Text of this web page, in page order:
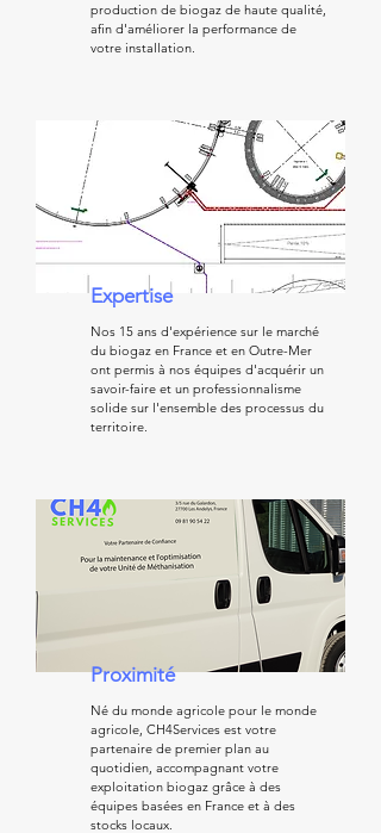
production de biogaz de haute qualité,
afin d'améliorer la performance de
votre installation.
Expertise
Nos 15 ans d'expérience sur le marché
du biogaz en France et en Outre-Mer
ont permis à nos équipes d'acquérir un
savoir-faire et un professionnalisme
solide sur l'ensemble des processus du
territoire.
Proximité
Né du monde agricole pour le monde
agricole, CH4Services est votre
partenaire de premier plan au
quotidien, accompagnant votre
exploitation biogaz grâce à des
équipes basées en France et à des
stocks locaux.